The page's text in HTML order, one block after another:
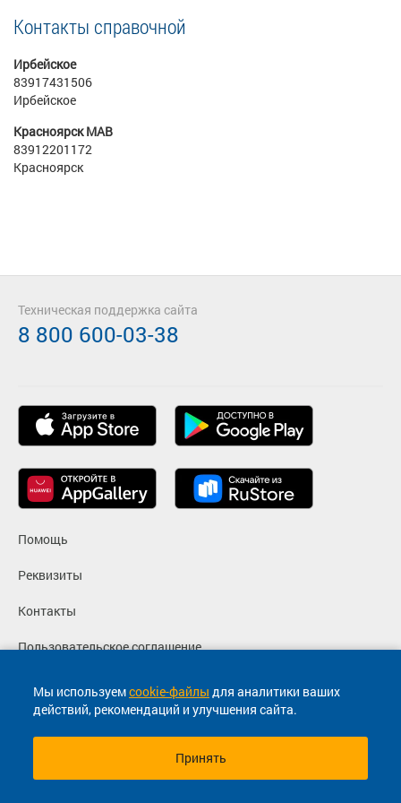
Контакты справочной
Ирбейское
83917431506
Ирбейское
Красноярск МАВ
83912201172
Красноярск
Мы используемcookie-файлы для аналитики ваших
действий, рекомендаций и улучшения сайта.
Принять
Помощь
Реквизиты
Контакты
Пользовательское соглашение
Политика конфиденциальности
Согласие на маркетинговые сообщения
Техническая поддержка сайта
8 800 600-03-38
© 2013-2026, ООО "Капитал"- Онлайн сервис продажи